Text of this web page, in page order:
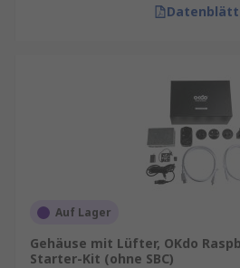
Auf Lager
Gehäuse mit Lüfter, OKdo
Starter-Kit (ohne SBC)